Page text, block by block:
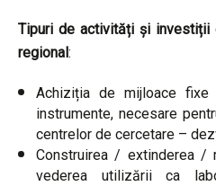
Tipuri de activități și
regional :
Achiziția de mijloace
instrumente, necesare
centrelor de cercetare –
Construirea / extinderea /
vederea utilizării ca